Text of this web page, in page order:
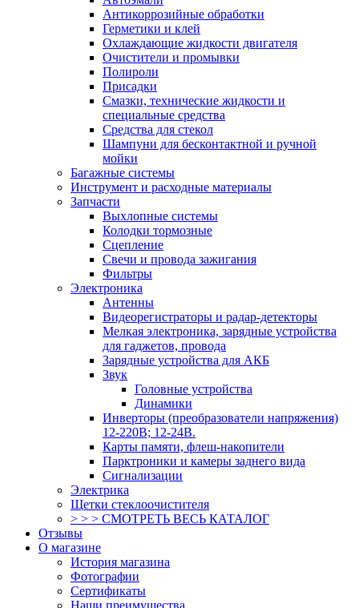
Антикоррозийные обработки
Герметики и клей
Охлаждающие жидкости двигателя
Очистители и промывки
Полироли
Присадки
Смазки, технические жидкости и
специальные средства
Средства для стекол
Шампуни для бесконтактной и ручной
мойки
Багажные системы
Инструмент и расходные материалы
Запчасти
Выхлопные системы
Колодки тормозные
Сцепление
Свечи и провода зажигания
Фильтры
Электроника
Антенны
Видеорегистраторы и радар-детекторы
Мелкая электроника, зарядные устройства
для гаджетов, провода
Зарядные устройства для АКБ
Звук
Головные устройства
Динамики
Инверторы (преобразователи напряжения)
12-220В; 12-24В.
Карты памяти, флеш-накопители
Парктроники и камеры заднего вида
Сигнализации
Электрика
Щетки стеклоочистителя
> > > СМОТРЕТЬ ВЕСЬ КАТАЛОГ
Отзывы
О магазине
История магазина
Фотографии
Сертификаты
Наши преимущества